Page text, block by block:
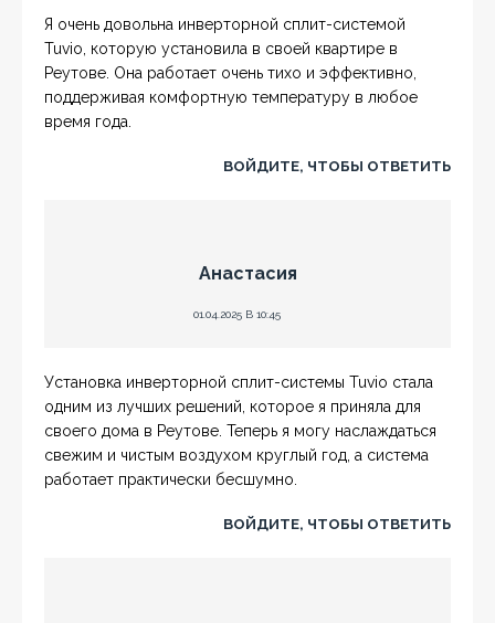
Я очень довольна инверторной сплит-системой
Tuvio, которую установила в своей квартире в
Реутове. Она работает очень тихо и эффективно,
поддерживая комфортную температуру в любое
время года.
ВОЙДИТЕ, ЧТОБЫ ОТВЕТИТЬ
Анастасия
01.04.2025 В 10:45
Установка инверторной сплит-системы Tuvio стала
одним из лучших решений, которое я приняла для
своего дома в Реутове. Теперь я могу наслаждаться
свежим и чистым воздухом круглый год, а система
работает практически бесшумно.
ВОЙДИТЕ, ЧТОБЫ ОТВЕТИТЬ